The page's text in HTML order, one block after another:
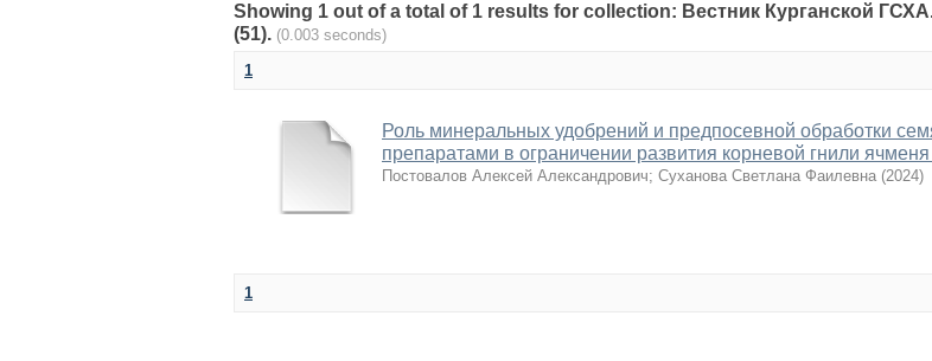
Showing 1 out of a total of 1 results for collection: Вестник Курганской
(51). (0.003 seconds)
1
Роль минеральных удобрений и предпосевной обработки
препаратами в ограничении развития корневой гнили
Постовалов Алексей Александрович; Суханова Светлана Фаилевна (2024)
1